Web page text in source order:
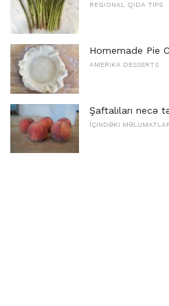
REGIONAL QIDA TIPS
Homemade Pie
AMERIKA DESSERTS
Şaftalıları necə
İÇINDƏKI